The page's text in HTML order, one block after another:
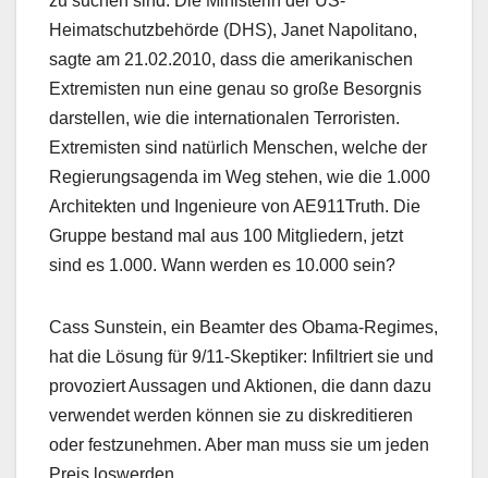
Heimatschutzbehörde (DHS), Janet Napolitano,
sagte am 21.02.2010, dass die amerikanischen
Extremisten nun eine genau so große Besorgnis
darstellen, wie die internationalen Terroristen.
Extremisten sind natürlich Menschen, welche der
Regierungsagenda im Weg stehen, wie die 1.000
Architekten und Ingenieure von AE911Truth. Die
Gruppe bestand mal aus 100 Mitgliedern, jetzt
sind es 1.000. Wann werden es 10.000 sein?
Cass Sunstein, ein Beamter des Obama-Regimes,
hat die Lösung für 9/11-Skeptiker: Infiltriert sie und
provoziert Aussagen und Aktionen, die dann dazu
verwendet werden können sie zu diskreditieren
oder festzunehmen. Aber man muss sie um jeden